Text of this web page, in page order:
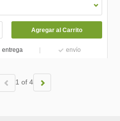
Agregar al Carrito
entrega envío
1 of 4